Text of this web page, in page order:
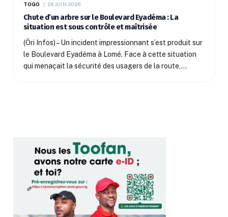
TOGO 29 JUIN 2026
Chute d’un arbre sur le Boulevard Eyadéma : La
situation est sous contrôle et maîtrisée
(Öri Infos) – Un incident impressionnant s’est produit sur
le Boulevard Eyadéma à Lomé. Face à cette situation
qui menaçait la sécurité des usagers de la route,…